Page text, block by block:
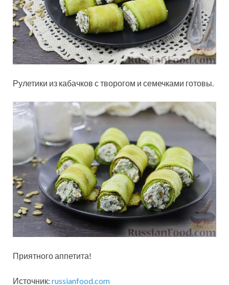
Рулетики из кабачков с творогом и семечками готовы.
Приятного аппетита!
Источник: russianfood.com